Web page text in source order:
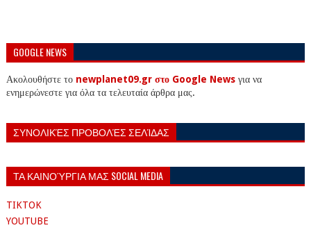
GOOGLE NEWS
Ακολουθήστε το newplanet09.gr στο Google Newsγια να
ενημερώνεστε για όλα τα τελευταία άρθρα μας.
ΣΥΝΟΛΙΚΈΣ ΠΡΟΒΟΛΈΣ ΣΕΛΊΔΑΣ
ΤΑ ΚΑΙΝΟΎΡΓΙΑ ΜΑΣ SOCIAL MEDIA
TIKTOK
YOUTUBE